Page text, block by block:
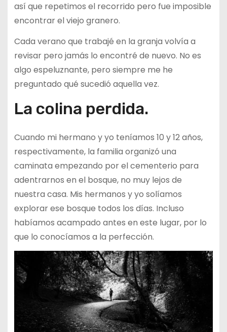
así que repetimos el recorrido pero fue imposible
encontrar el viejo granero.
Cada verano que trabajé en la granja volvía a
revisar pero jamás lo encontré de nuevo. No es
algo espeluznante, pero siempre me he
preguntado qué sucedió aquella vez.
La colina perdida.
Cuando mi hermano y yo teníamos 10 y 12 años,
respectivamente, la familia organizó una
caminata empezando por el cementerio para
adentrarnos en el bosque, no muy lejos de
nuestra casa. Mis hermanos y yo solíamos
explorar ese bosque todos los días. Incluso
habíamos acampado antes en este lugar, por lo
que lo conocíamos a la perfección.